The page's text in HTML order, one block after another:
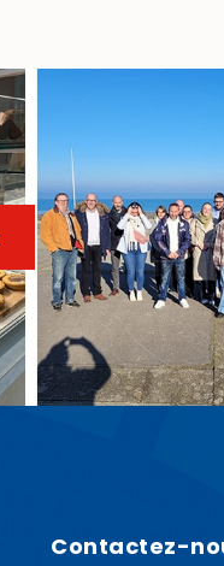
Contactez-